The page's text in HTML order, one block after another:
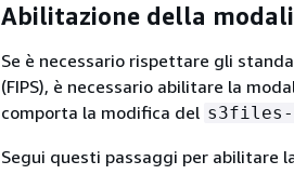
Abilitazione della
Se è necessario rispettare gli
(FIPS), è necessario abilitare la
comporta la modifica del
Segui questi passaggi per abilitare